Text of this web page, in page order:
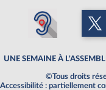
UNE SEMAINE À
©Tous droits
Accessibilité : partiellement